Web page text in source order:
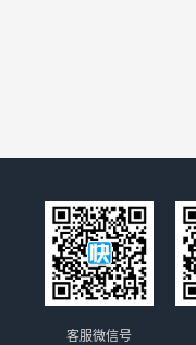
客服微信号